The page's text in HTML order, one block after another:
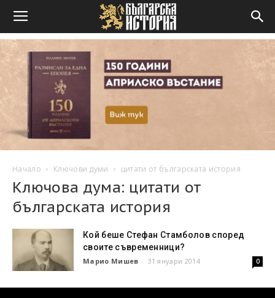
Начало Ключови думи цитати от българската история
Ключова дума: цитати от
българската история
Кой беше Стефан Стамболов според
своите съвременници?
Марио Мишев - 31 януари 2014 0